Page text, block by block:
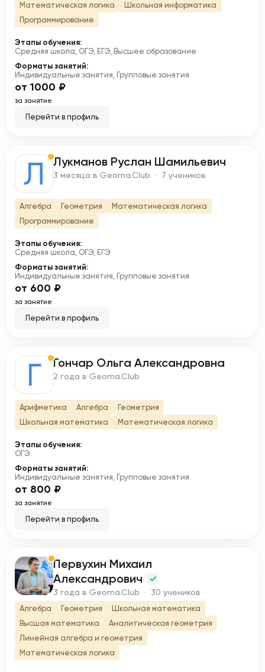
Математическая логика
Школьная информатика
Программирование
Этапы обучения:
Средняя школа, ОГЭ, ЕГЭ, Высшее образование
Форматы занятий:
Индивидуальные занятия, Групповые занятия
от 1000 ₽
за занятие
Перейти в профиль
Л Лукманов Руслан Шамильевич
3 месяца в Geoma.Club · 7 учеников
Алгебра Геометрия
Математическая логика
Программирование
Этапы обучения:
Средняя школа, ОГЭ, ЕГЭ
Форматы занятий:
Индивидуальные занятия, Групповые занятия
от 600 ₽
за занятие
Перейти в профиль
Г Гончар Ольга Александровна
2 года в Geoma.Club
Арифметика Алгебра
Геометрия
Школьная математика
Математическая логика
Этапы обучения:
ОГЭ
Форматы занятий:
Индивидуальные занятия, Групповые занятия
от 800 ₽
за занятие
Перейти в профиль
П
Первухин Михаил
Александрович
3 года в Geoma.Club · 30 учеников
Алгебра Геометрия
Школьная математика
Высшая математика
Аналитическая геометрия
Линейная алгебра и геометрия
Математическая логика